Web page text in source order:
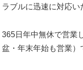
ラブルに迅速に対応い
365日年中無休で営業
盆・年末年始も営業）